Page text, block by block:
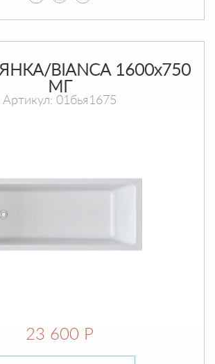
BIANCA 1600х750
МГ
Артикул: 01бья1675
23 600 Р